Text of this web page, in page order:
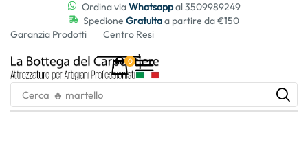
Ordina viaWhatsappal 3509989249
Spedione Gratuitaa partire da €150
Garanzia Prodotti
Centro Resi
0
Cerca 🔥 martello